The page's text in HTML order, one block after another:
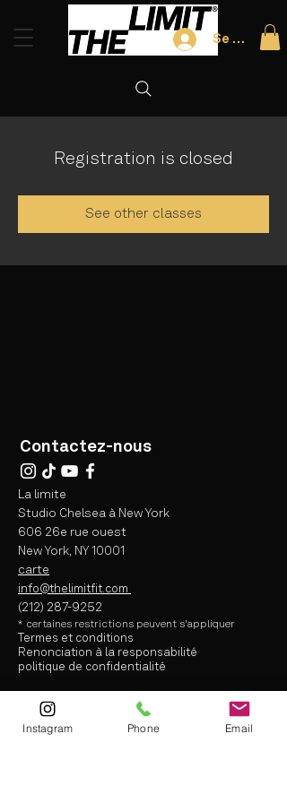
Se
Registration is closed
See other classes
Contactez-nous
La limite
Studio Chelsea à New York
606 26e rue ouest
New York, NY 10001
carte
info@thelimitfit.com
(212) 287-9252
* certaines restrictions peuvent s'appliquer
Termes et conditions
Renonciation à la responsabilité
politique de confidentialité
info@thelimitfit.com
(212) 287-9252
Instagram Phone Email